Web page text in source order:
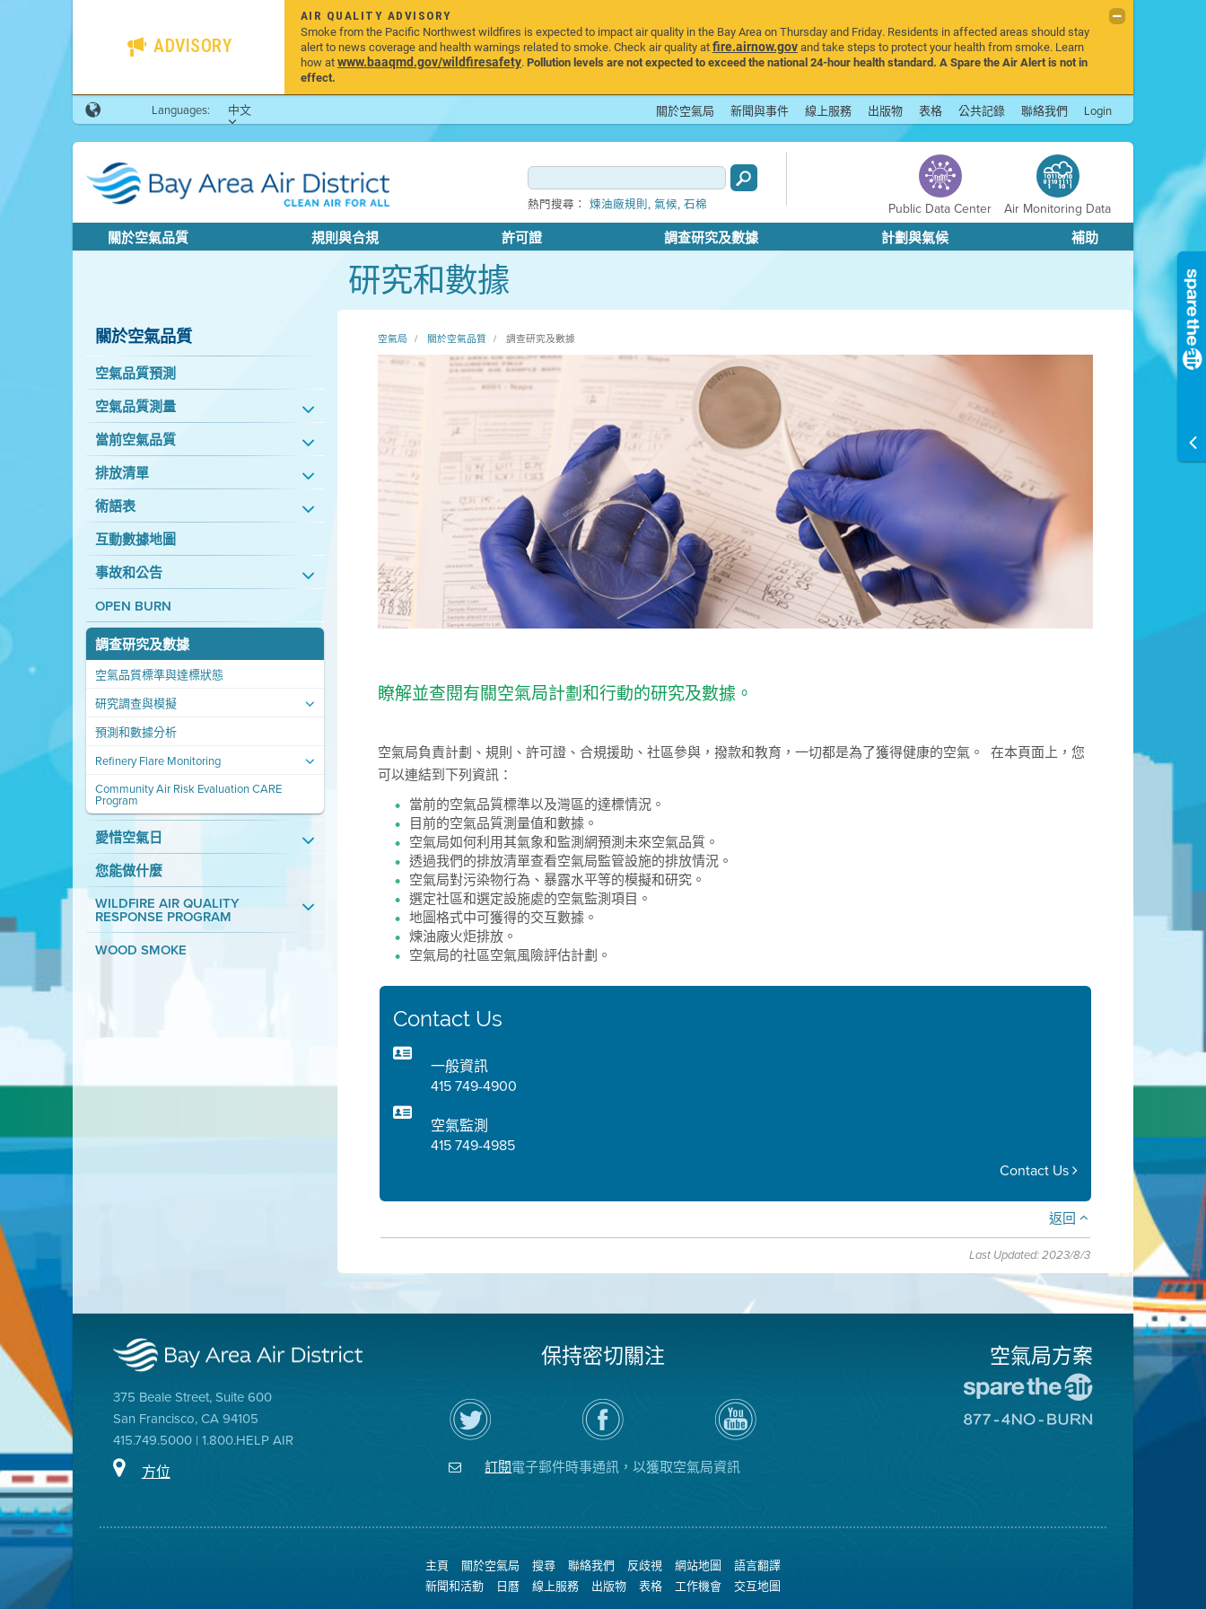
ADVISORY
AIR QUALITY ADVISORY
Smoke from the Pacific Northwest wildfires is expected to impact air quality in the Bay Area on Thursday and Friday. Residents in affected areas should stay
alert to news coverage and health warnings related to smoke. Check air quality atfire.airnow.govand take steps to protect your health from smoke. Learn
how atwww.baaqmd.gov/wildfiresafety.Pollution levels are not expected to exceed the national 24-hour health standard. A Spare the Air Alert is not in
effect.
Languages:
中文 關於空氣局 新聞與事件 線上服務 出版物 表格 公共記錄 聯絡我們 Login
熱門搜尋： 煉油廠規則 , 氣候, 石棉 Public Data Center Air Monitoring Data
關於空氣品質 規則與合規 許可證 調查研究及數據 計劃與氣候 補助
研究和數據
關於空氣品質
空氣品質預測
空氣品質測量
當前空氣品質
排放清單
術語表
互動數據地圖
事故和公告
OPEN BURN
調查研究及數據
空氣品質標準與達標狀態
研究調查與模擬
預測和數據分析
Refinery Flare Monitoring
Community Air Risk Evaluation CARE
Program
愛惜空氣日
您能做什麼
WILDFIRE AIR QUALITY
RESPONSE PROGRAM
WOOD SMOKE
空氣局 關於空氣品質 調查研究及數據
瞭解並查閱有關空氣局計劃和行動的研究及數據。
空氣局負責計劃、規則、許可證、合規援助、社區參與，撥款和教育，一切都是為了獲得健康的空氣。 在本頁面上，您
可以連結到下列資訊：
當前的空氣品質標準以及灣區的達標情況。
目前的空氣品質測量值和數據。
空氣局如何利用其氣象和監測網預測未來空氣品質。
透過我們的排放清單查看空氣局監管設施的排放情況。
空氣局對污染物行為、暴露水平等的模擬和研究。
選定社區和選定設施處的空氣監測項目。
地圖格式中可獲得的交互數據。
煉油廠火炬排放。
空氣局的社區空氣風險評估計劃。
Contact Us
一般資訊
415 749-4900
空氣監測
415 749-4985
Contact Us
返回
Last Updated: 2023/8/3
375 Beale Street, Suite 600
San Francisco, CA 94105
415.749.5000 | 1.800.HELP AIR
方位
保持密切關注
在
Twitter
上
關
瀏
覽
空
氣
的
空
氣
局
YouTube
道
訂閱電子郵件時事通訊，以獲取空氣局資訊
空氣局方案
往
燒
主頁 關於空氣局 搜尋 聯絡我們 反歧視 網站地圖
語言翻譯
新聞和活動
日曆 線上服務 出版物 表格 工作機會
交互地圖